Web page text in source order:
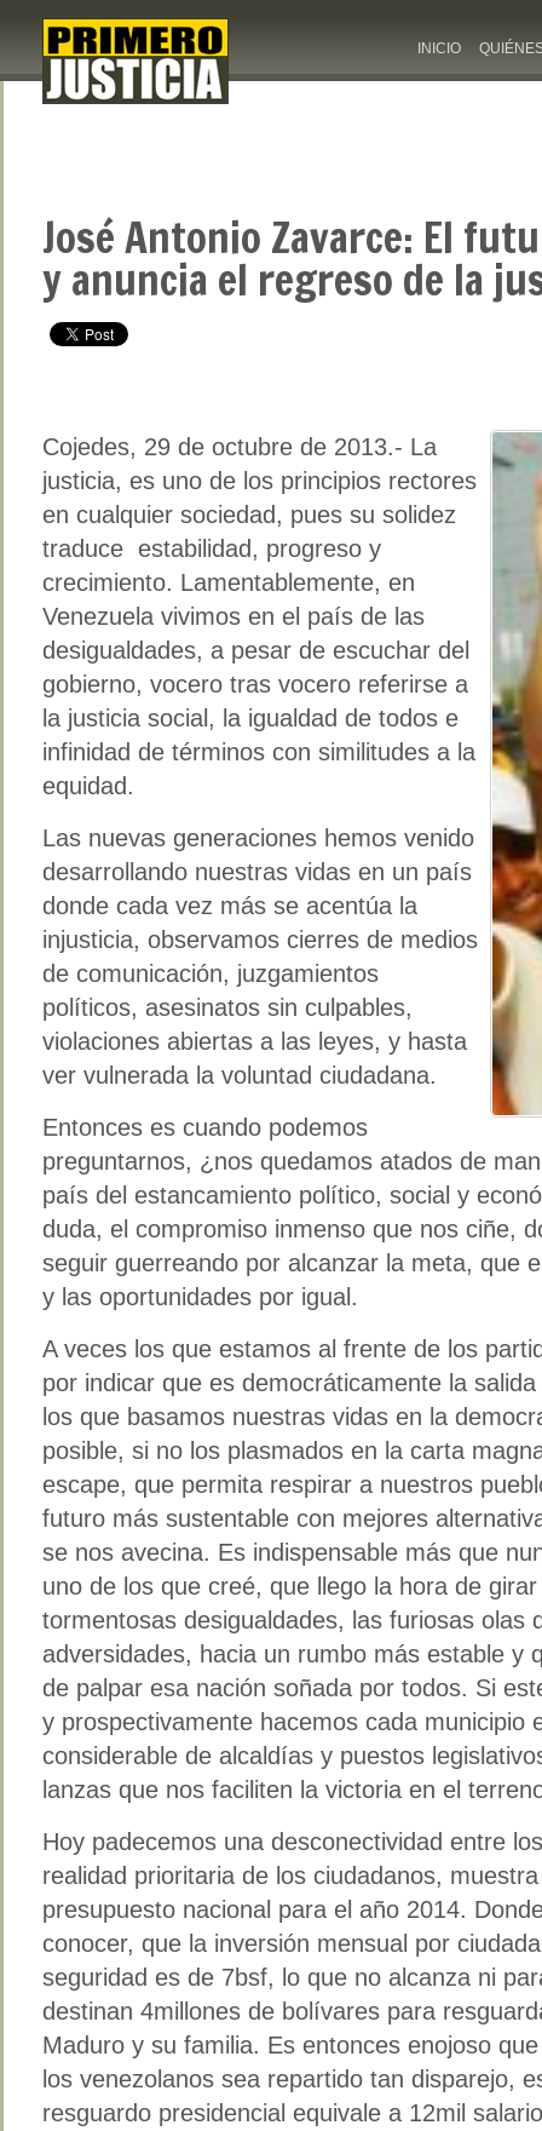
INICIO
José Antonio Zavarce: El
y anuncia el regreso de la
Cojedes, 29 de octubre de 2013.- La
justicia, es uno de los principios rectores
en cualquier sociedad, pues su solidez
traduce estabilidad, progreso y
crecimiento. Lamentablemente, en
Venezuela vivimos en el país de las
desigualdades, a pesar de escuchar del
gobierno, vocero tras vocero referirse a
la justicia social, la igualdad de todos e
infinidad de términos con similitudes a la
equidad.
Las nuevas generaciones hemos venido
desarrollando nuestras vidas en un país
donde cada vez más se acentúa la
injusticia, observamos cierres de medios
de comunicación, juzgamientos
políticos, asesinatos sin culpables,
violaciones abiertas a las leyes, y hasta
ver vulnerada la voluntad ciudadana.
Entonces es cuando podemos
preguntarnos, ¿nos quedamos atados de
país del estancamiento político, social y
duda, el compromiso inmenso que nos ciñe,
seguir guerreando por alcanzar la meta, que
y las oportunidades por igual.
A veces los que estamos al frente de los
por indicar que es democráticamente la
los que basamos nuestras vidas en la
posible, si no los plasmados en la carta
escape, que permita respirar a nuestros
futuro más sustentable con mejores
se nos avecina. Es indispensable más que
uno de los que creé, que llego la hora de
tormentosas desigualdades, las furiosas olas
adversidades, hacia un rumbo más estable y
de palpar esa nación soñada por todos. Si
y prospectivamente hacemos cada municipio
considerable de alcaldías y puestos
lanzas que nos faciliten la victoria en el
Hoy padecemos una desconectividad entre
realidad prioritaria de los ciudadanos,
presupuesto nacional para el año 2014.
conocer, que la inversión mensual por
seguridad es de 7bsf, lo que no alcanza ni
destinan 4millones de bolívares para
Maduro y su familia. Es entonces enojoso
los venezolanos sea repartido tan disparejo,
resguardo presidencial equivale a 12mil